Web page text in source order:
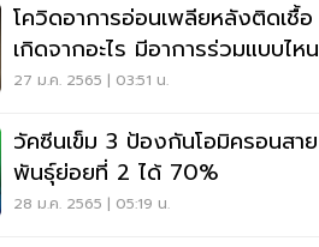
โควิดอาการอ่อนเพลียหลังติดเชื้อ
เกิดจากอะไร มีอาการร่วมแบบไหน
เช็คเลย
27 ม.ค. 2565 | 03:51 น.
วัคซีนเข็ม 3 ป้องกันโอมิครอนสาย
พันธุ์ย่อยที่ 2 ได้ 70%
28 ม.ค. 2565 | 05:19 น.